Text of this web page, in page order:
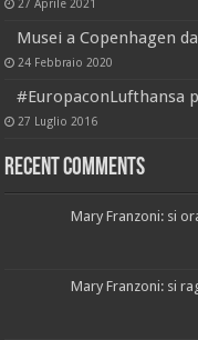
27 Aprile 2021
Musei a Copenhagen
24 Febbraio 2020
#EuropaconLufthansa
27 Luglio 2016
Recent Comments
Mary Franzoni: si
Mary Franzoni: si